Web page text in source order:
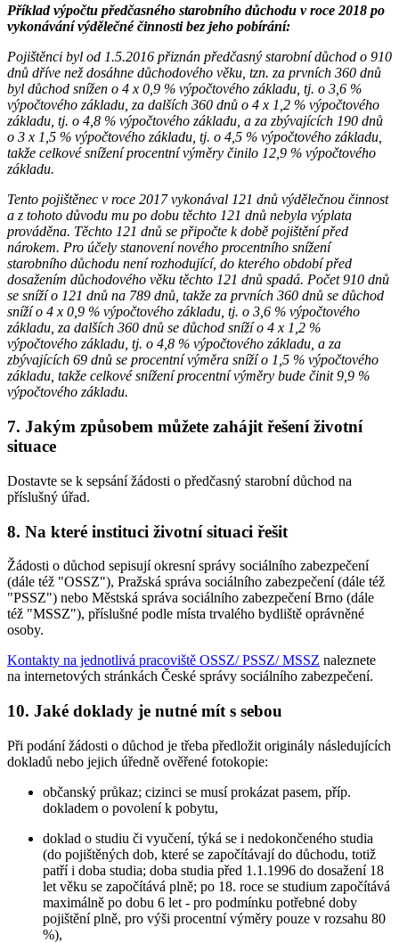
Příklad výpočtu předčasného starobního důchodu v roce 2018 po
vykonávání výdělečné činnosti bez jeho pobírání:
Pojištěnci byl od 1.5.2016 přiznán předčasný starobní důchod o 910
dnů dříve než dosáhne důchodového věku, tzn. za prvních 360 dnů
byl důchod snížen o 4 x 0,9 % výpočtového základu, tj. o 3,6 %
výpočtového základu, za dalších 360 dnů o 4 x 1,2 % výpočtového
základu, tj. o 4,8 % výpočtového základu, a za zbývajících 190 dnů
o 3 x 1,5 % výpočtového základu, tj. o 4,5 % výpočtového základu,
takže celkové snížení procentní výměry činilo 12,9 % výpočtového
základu.
Tento pojištěnec v roce 2017 vykonával 121 dnů výdělečnou činnost
a z tohoto důvodu mu po dobu těchto 121 dnů nebyla výplata
prováděna. Těchto 121 dnů se připočte k době pojištění před
nárokem. Pro účely stanovení nového procentního snížení
starobního důchodu není rozhodující, do kterého období před
dosažením důchodového věku těchto 121 dnů spadá. Počet 910 dnů
se sníží o 121 dnů na 789 dnů, takže za prvních 360 dnů se důchod
sníží o 4 x 0,9 % výpočtového základu, tj. o 3,6 % výpočtového
základu, za dalších 360 dnů se důchod sníží o 4 x 1,2 %
výpočtového základu, tj. o 4,8 % výpočtového základu, a za
zbývajících 69 dnů se procentní výměra sníží o 1,5 % výpočtového
základu, takže celkové snížení procentní výměry bude činit 9,9 %
výpočtového základu.
7. Jakým způsobem můžete zahájit řešení životní
situace
Dostavte se k sepsání žádosti o předčasný starobní důchod na
příslušný úřad.
8. Na které instituci životní situaci řešit
Žádosti o důchod sepisují okresní správy sociálního zabezpečení
(dále též "OSSZ"), Pražská správa sociálního zabezpečení (dále též
"PSSZ") nebo Městská správa sociálního zabezpečení Brno (dále
též "MSSZ"), příslušné podle místa trvalého bydliště oprávněné
osoby.
Kontakty na jednotlivá pracoviště OSSZ/ PSSZ/ MSSZ naleznete
na internetových stránkách České správy sociálního zabezpečení.
10. Jaké doklady je nutné mít s sebou
Při podání žádosti o důchod je třeba předložit originály následujících
dokladů nebo jejich úředně ověřené fotokopie:
občanský průkaz; cizinci se musí prokázat pasem, příp.
dokladem o povolení k pobytu,
doklad o studiu či vyučení, týká se i nedokončeného studia
(do pojištěných dob, které se započítávají do důchodu, totiž
patří i doba studia; doba studia před 1.1.1996 do dosažení 18
let věku se započítává plně; po 18. roce se studium započítává
maximálně po dobu 6 let - pro podmínku potřebné doby
pojištění plně, pro výši procentní výměry pouze v rozsahu 80
%),